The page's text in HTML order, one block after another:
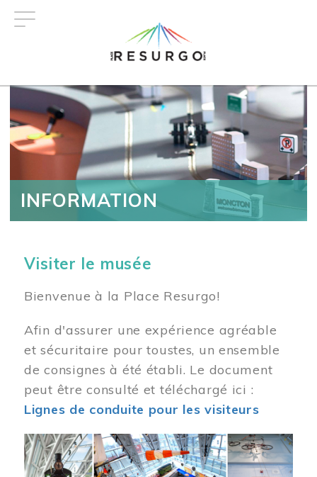
INFORMATION
Visiter le musée
Bienvenue à la Place Resurgo!
Afin d'assurer une expérience agréable
et sécuritaire pour toustes, un ensemble
de consignes à été établi. Le document
peut être consulté et téléchargé ici :
Lignes de conduite pour les visiteurs
Image